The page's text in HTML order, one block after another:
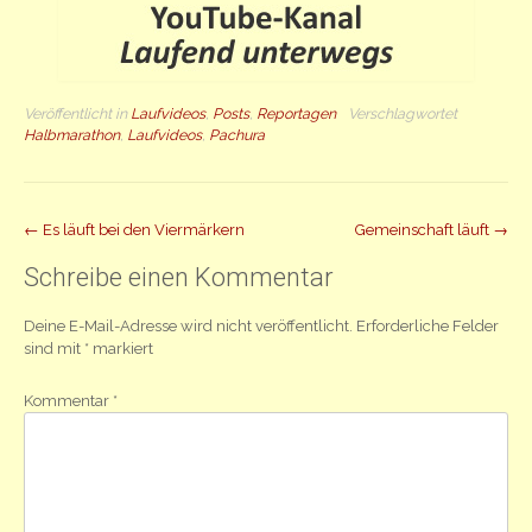
Veröffentlicht in Laufvideos, Posts, Reportagen
Verschlagwortet
Halbmarathon, Laufvideos, Pachura
Beitrag
Navigation
← Es läuft bei den Viermärkern Gemeinschaft läuft →
Schreibe einen Kommentar
Deine E-Mail-Adresse wird nicht veröffentlicht. Erforderliche Felder
sind mit * markiert
Kommentar *